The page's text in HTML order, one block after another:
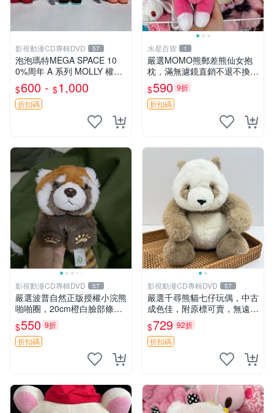
影視動漫CD專輯DVD 57
泡泡瑪特MEGA SPACE 10
0%周年 A 系列 MOLLY 權威
隱藏款 嚴選薄荷巧克力色 80
年代風味 權威推薦 合適收藏
$600 - $1,000
折扣碼
水星百貨 1
嚴選MOMO熊郵差熊仙女抱
枕，滿無濾鏡直銷不退不換
經典造型可愛必備 紅薯啵啵
間抱枕 抱枕 時尚
$590 9折
折扣碼
影視動漫CD專輯DVD 57
嚴選波普自然正版授權小浣熊
啪啪圈，20cm橙白臉部條紋
清晰，毛絨超萌贈品推薦。
小浣熊 波普 圈環
$550 9折
折扣碼
影視動漫CD專輯DVD 57
嚴選千尋熊貓七仔玩偶，中古
成色佳，附原標可賣，無遠方
一手送第二天即達 中古玩偶
熊貓七仔 千尋
$729 92折
折扣碼